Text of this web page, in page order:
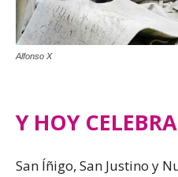
Alfonso X
Y HOY
San Íñigo, San Justino y